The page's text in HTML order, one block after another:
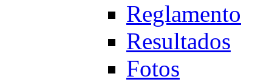
Reglamento
Resultados
Fotos